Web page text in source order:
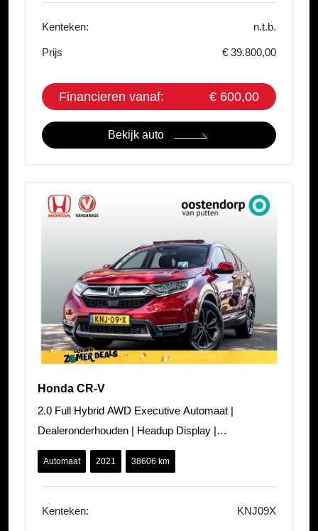
Kenteken: n.t.b.
Prijs € 39.800,00
Financieren vanaf: € 600,00
Bekijk auto
Honda CR-V
2.0 Full Hybrid AWD Executive Automaat |
Dealeronderhouden | Headup Display |
Panoramadak | Carplay/ Android auto | Adaptieve Cr
Automaat 2021 38606 km
Kenteken: KNJ09X